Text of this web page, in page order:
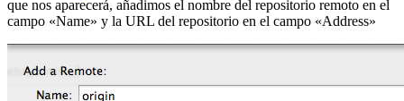
que nos aparecerá, añadimos el nombre del repositorio remoto en el
campo «Name» y la URL del repositorio en el campo «Address»